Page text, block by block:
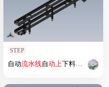
STEP
自动流水线自动上下料送 料